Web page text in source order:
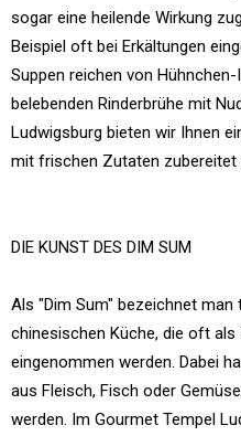
sogar eine heilende Wirkung
Beispiel oft bei Erkältungen
Suppen reichen von
belebenden Rinderbrühe mit
Ludwigsburg bieten wir Ihnen
mit frischen Zutaten zubereitet
DIE KUNST DES DIM SUM
Als "Dim Sum" bezeichnet
chinesischen Küche, die oft
eingenommen werden. Dabei
aus Fleisch, Fisch oder
werden. Im Gourmet Tempel